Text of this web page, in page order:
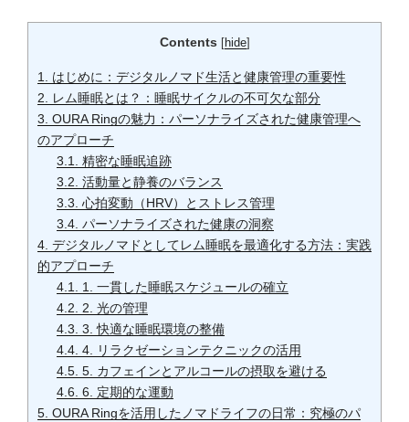
Contents [hide]
1.
はじめに：デジタルノマド生活と健康管理の重要性
2.
レム睡眠とは？：睡眠サイクルの不可欠な部分
3. OURA Ringの魅力：パーソナライズされた健康管理へ
のアプローチ
3.1.
精密な睡眠追跡
3.2. 活動量と静養のバランス
3.3. 心拍変動（HRV）とストレス管理
3.4. パーソナライズされた健康の洞察
4. デジタルノマドとしてレム睡眠を最適化する方法：実践
的アプローチ
4.1.
1. 一貫した睡眠スケジュールの確立
4.2.
2. 光の管理
4.3. 3. 快適な睡眠環境の整備
4.4. 4. リラクゼーションテクニックの活用
4.5. 5. カフェインとアルコールの摂取を避ける
4.6. 6. 定期的な運動
5. OURA Ringを活用したノマドライフの日常：究極のパ